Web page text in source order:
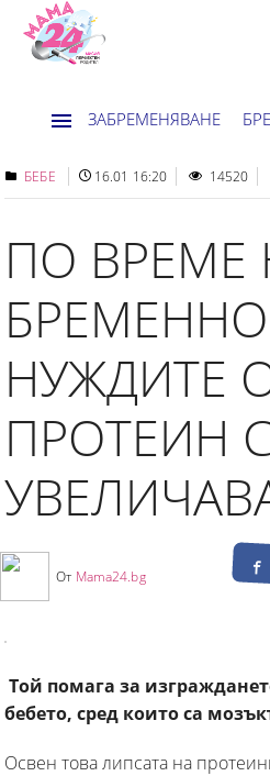
ЗАБРЕМЕНЯВАНЕ
ДОМ НОВИНИ
БЕБЕ 16.01 16:20 14520
ПО ВРЕМЕ
НУЖДИТE
ПРОТЕИН
От Mama24.bg
Той помага за
бебето, сред които са
Освен това липсата на